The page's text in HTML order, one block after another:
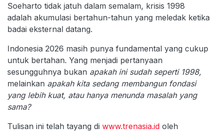
Soeharto tidak jatuh dalam semalam, krisis 1998
adalah akumulasi bertahun-tahun yang meledak ketika
badai eksternal datang.
Indonesia 2026 masih punya fundamental yang cukup
untuk bertahan. Yang menjadi pertanyaan
sesungguhnya bukan apakah ini sudah seperti 1998,
melainkan apakah kita sedang membangun fondasi
yang lebih kuat, atau hanya menunda masalah yang
sama?
Tulisan ini telah tayang di www.trenasia.id oleh